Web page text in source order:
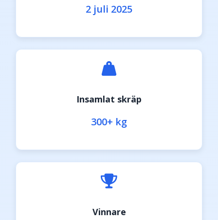
2 juli 2025
Insamlat skräp
300+ kg
Vinnare